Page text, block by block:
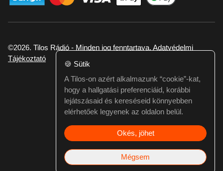
©2026. Tilos Rádió - Minden jog fenntartava. Adatvédelmi
Tájékoztató
Ha hibát találtál vagy kérdésed van itt jelezd:
webmester@tilos.hu
🍪 Sütik
A Tilos-on azért alkalmazunk “cookie”-kat,
hogy a hallgatási preferenciáid, korábbi
lejátszásaid és kereséseid könnyebben
elérhetőek legyenek az oldalon belül.
Okés, jöhet
Mégsem